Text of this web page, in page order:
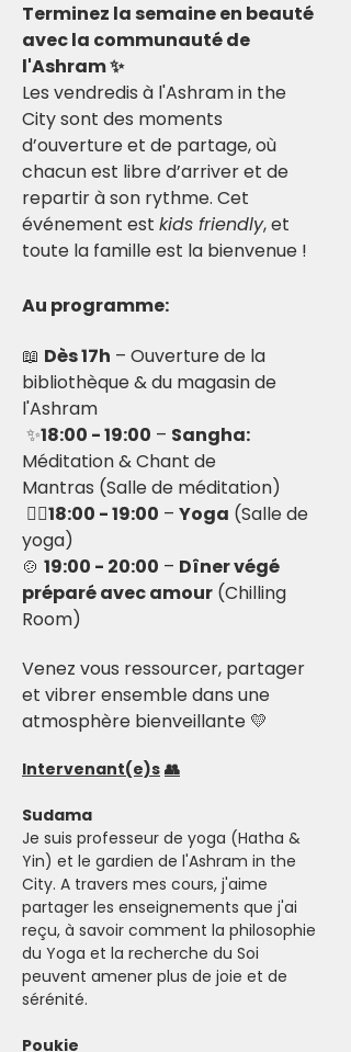
Terminez la semaine en beauté
avec la communauté de
l'Ashram ✨
Les vendredis à l'Ashram in the
City sont des moments
d’ouverture et de partage, où
chacun est libre d’arriver et de
repartir à son rythme. Cet
événement est kids friendly, et
toute la famille est la bienvenue !
Au programme:
📖 Dès 17h – Ouverture de la
bibliothèque & du magasin de
l'Ashram
✨18:00 - 19:00 – Sangha:
Méditation & Chant de
Mantras (Salle de méditation)
🧘‍♀️18:00 - 19:00 – Yoga (Salle de
yoga)
🍲 19:00 - 20:00 – Dîner végé
préparé avec amour (Chilling
Room)
Venez vous ressourcer, partager
et vibrer ensemble dans une
atmosphère bienveillante 💛
Intervenant(e)s 👥
Sudama
Je suis professeur de yoga (Hatha &
Yin) et le gardien de l'Ashram in the
City. A travers mes cours, j'aime
partager les enseignements que j'ai
reçu, à savoir comment la philosophie
du Yoga et la recherche du Soi
peuvent amener plus de joie et de
sérénité.
Poukie